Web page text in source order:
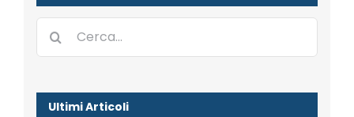
Cerca
per:
Ultimi Articoli